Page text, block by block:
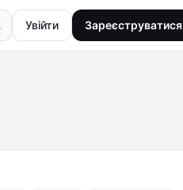
Увійти Зареєструватися